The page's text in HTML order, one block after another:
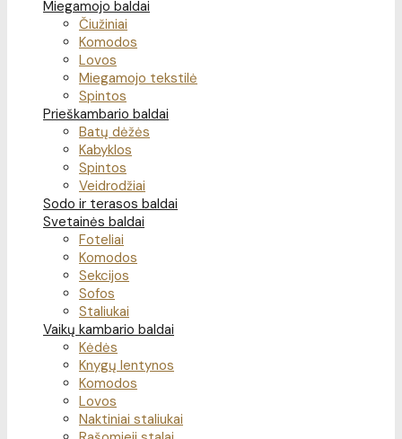
Miegamojo baldai
Čiužiniai
Komodos
Lovos
Miegamojo tekstilė
Spintos
Prieškambario baldai
Batų dėžės
Kabyklos
Spintos
Veidrodžiai
Sodo ir terasos baldai
Svetainės baldai
Foteliai
Komodos
Sekcijos
Sofos
Staliukai
Vaikų kambario baldai
Kėdės
Knygų lentynos
Komodos
Lovos
Naktiniai staliukai